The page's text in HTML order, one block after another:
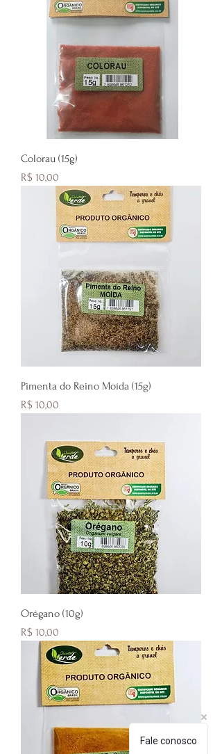
Colorau (15g)
Preço
R$ 10,00
Pimenta do Reino Moída (15g)
Preço
R$ 10,00
Orégano (10g)
Preço
R$ 10,00
Fale conosco